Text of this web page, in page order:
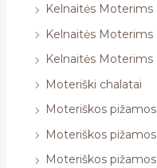
Kelnaitės Moterims
Kelnaitės Moterims
Kelnaitės Moterims
Moteriški chalatai
Moteriškos pižamos
Moteriškos pižamos
Moteriškos pižamos